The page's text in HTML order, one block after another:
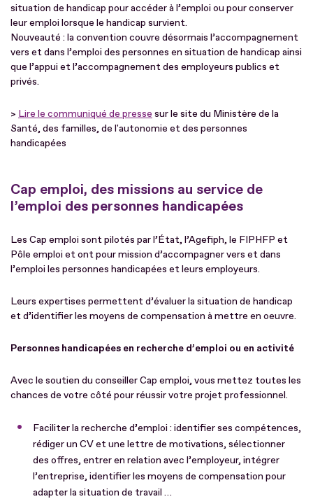
situation de handicap pour accéder à l’emploi ou pour conserver
leur emploi lorsque le handicap survient.
Nouveauté : la convention couvre désormais l’accompagnement
vers et dans l’emploi des personnes en situation de handicap ainsi
que l’appui et l’accompagnement des employeurs publics et
privés.
> Lire le communiqué de presse sur le site du Ministère de la
Santé, des familles, de l'autonomie et des personnes
handicapées
Cap emploi, des missions au service de
l’emploi des personnes handicapées
Les Cap emploi sont pilotés par l’État, l’Agefiph, le FIPHFP et
Pôle emploi et ont pour mission d’accompagner vers et dans
l’emploi les personnes handicapées et leurs employeurs.
Leurs expertises permettent d’évaluer la situation de handicap
et d’identifier les moyens de compensation à mettre en oeuvre.
Personnes handicapées en recherche d’emploi ou en activité
Avec le soutien du conseiller Cap emploi, vous mettez toutes les
chances de votre côté pour réussir votre projet professionnel.
Faciliter la recherche d’emploi : identifier ses compétences,
rédiger un CV et une lettre de motivations, sélectionner
des offres, entrer en relation avec l’employeur, intégrer
l’entreprise, identifier les moyens de compensation pour
adapter la situation de travail …